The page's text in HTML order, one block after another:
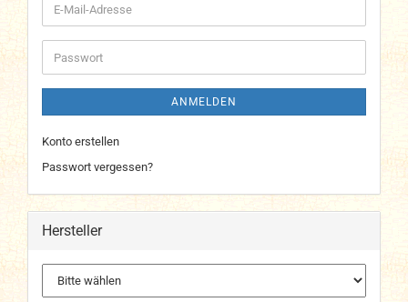
E-
Mail-
Adresse
Passwort
ANMELDEN
Konto erstellen
Passwort vergessen?
Hersteller